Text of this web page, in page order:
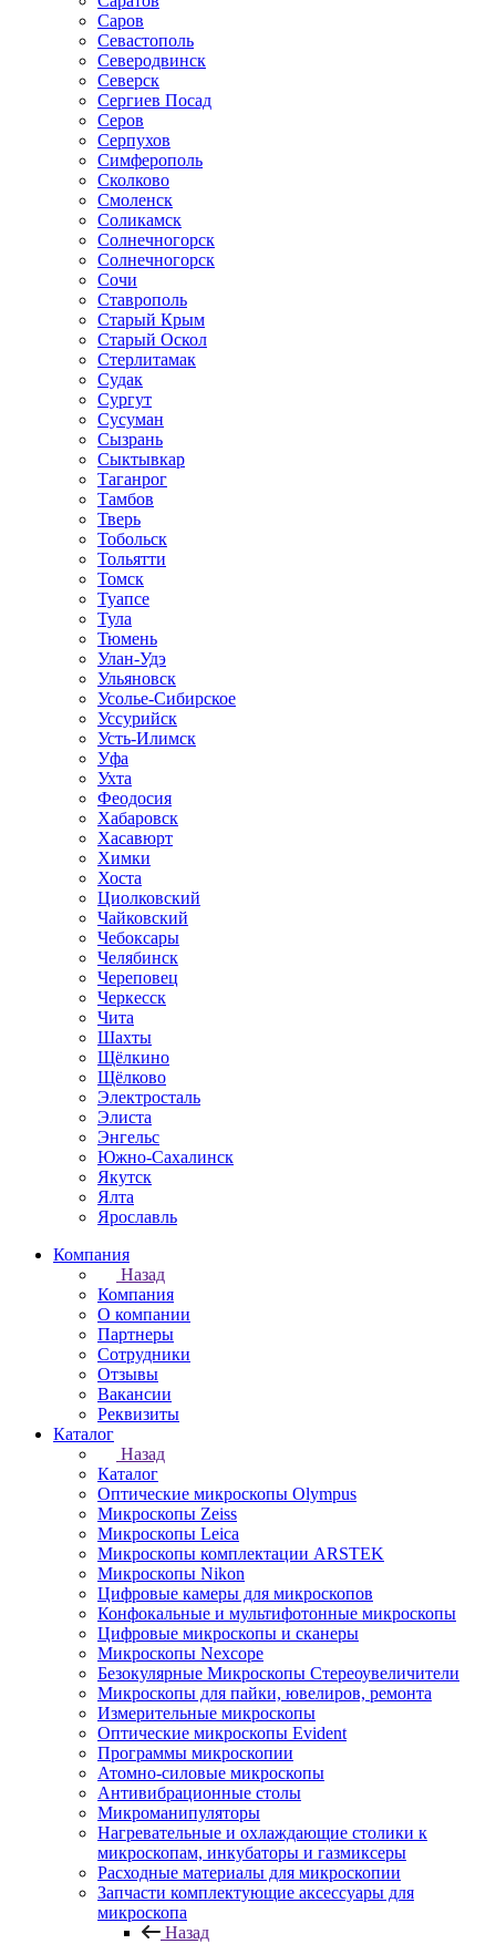
Саров
Севастополь
Северодвинск
Северск
Сергиев Посад
Серов
Серпухов
Симферополь
Сколково
Смоленск
Соликамск
Солнечногорск
Солнечногорск
Сочи
Ставрополь
Старый Крым
Старый Оскол
Стерлитамак
Судак
Сургут
Сусуман
Сызрань
Сыктывкар
Таганрог
Тамбов
Тверь
Тобольск
Тольятти
Томск
Туапсе
Тула
Тюмень
Улан-Удэ
Ульяновск
Усолье-Сибирское
Уссурийск
Усть-Илимск
Уфа
Ухта
Феодосия
Хабаровск
Хасавюрт
Химки
Хоста
Циолковский
Чайковский
Чебоксары
Челябинск
Череповец
Черкесск
Чита
Шахты
Щёлкино
Щёлково
Электросталь
Элиста
Энгельс
Южно-Сахалинск
Якутск
Ялта
Ярославль
Компания
Назад
Компания
О компании
Партнеры
Сотрудники
Отзывы
Вакансии
Реквизиты
Каталог
Назад
Каталог
Оптические микроскопы Olympus
Микроскопы Zeiss
Микроскопы Leica
Микроскопы комплектации ARSTEK
Микроскопы Nikon
Цифровые камеры для микроскопов
Конфокальные и мультифотонные микроскопы
Цифровые микроскопы и сканеры
Микроскопы Nexcope
Безокулярные Микроскопы Стереоувеличители
Микроскопы для пайки, ювелиров, ремонта
Измерительные микроскопы
Оптические микроскопы Evident
Программы микроскопии
Атомно-силовые микроскопы
Антивибрационные столы
Микроманипуляторы
Нагревательные и охлаждающие столики к
микроскопам, инкубаторы и газмиксеры
Расходные материалы для микроскопии
Запчасти комплектующие аксессуары для
микроскопа
Назад